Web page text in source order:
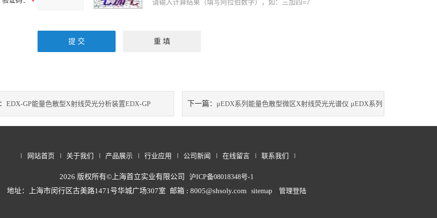
请输入计算结果（填写阿拉伯数字），如：三加四=7
EDX-GP能量色散型X射线荧光分析装置EDX-GP 下一篇： μEDX系列能量色散型微区X射线荧光光谱仪 μEDX系列
网站首页 关于我们 产品展示 行业应用 公司新闻 在线留言 联系我们
2026 版权所有©上海首立实业有限公司 沪ICP备08018348号-1
地址：上海市闵行区古美路1471号华城广场307室 邮箱 : 8005@shsoly.com sitemap 管理登陆